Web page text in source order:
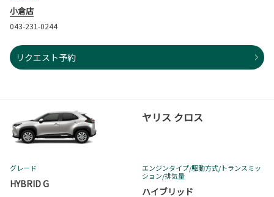
小倉店
043-231-0244
リクエスト予約
ヤリス クロス
グレード
HYBRID G
エンジンタイプ/駆動方式/トランスミッ
ション/排気量
ハイブリッド